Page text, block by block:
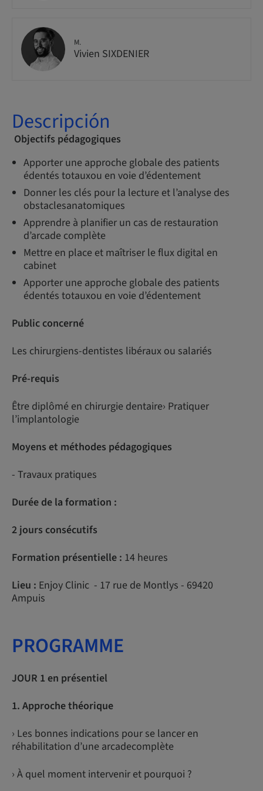
M.
Vivien SIXDENIER
Descripción
Objectifs pédagogiques
Apporter une approche globale des patients
édentés totauxou en voie d’édentement
Donner les clés pour la lecture et l’analyse des
obstaclesanatomiques
Apprendre à planifier un cas de restauration
d’arcade complète
Mettre en place et maîtriser le flux digital en
cabinet
Apporter une approche globale des patients
édentés totauxou en voie d’édentement
Public concerné
Les chirurgiens-dentistes libéraux ou salariés
Pré-requis
Être diplômé en chirurgie dentaire› Pratiquer
l’implantologie
Moyens et méthodes pédagogiques
- Travaux pratiques
Durée de la formation :
2 jours consécutifs
Formation présentielle : 14 heures
Lieu : Enjoy Clinic - 17 rue de Montlys - 69420
Ampuis
PROGRAMME
JOUR 1 en présentiel
1. Approche théorique
› Les bonnes indications pour se lancer en
réhabilitation d’une arcadecomplète
› À quel moment intervenir et pourquoi ?